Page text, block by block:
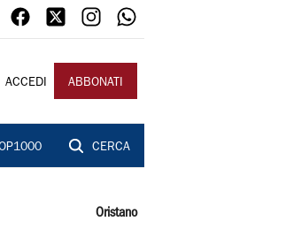
ACCEDI ABBONATI
CERCA
Oristano